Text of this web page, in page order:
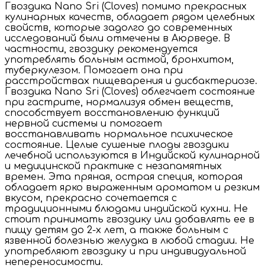
Гвоздика Nano Sri (Cloves) помимо прекрасных
кулинарных качеств, обладает рядом целебных
свойств, которые задолго до современных
исследований были отмечены в Аюрведе. В
частности, гвоздику рекомендуется
употреблять больным астмой, бронхитом,
туберкулезом. Помогает она при
расстройствах пищеварения и дисбактериозе.
Гвоздика Nano Sri (Cloves) облегчает состояние
при гастрите, нормализуя обмен веществ,
способствует восстановлению функций
нервной системы и помогает
восстанавливать нормальное психическое
состояние. Целые сушеные плоды гвоздики
лечебной используются в Индийской кулинарной
и медицинской практике с незапамятных
времен. Эта пряная, острая специя, которая
обладает ярко выраженным ароматом и резким
вкусом, прекрасно сочетается с
традиционными блюдами индийской кухни. Не
стоит принимать гвоздику или добавлять ее в
пищу детям до 2-х лет, а также больным с
язвенной болезнью желудка в любой стадии. Не
употребляют гвоздику и при индивидуальной
непереносимости.